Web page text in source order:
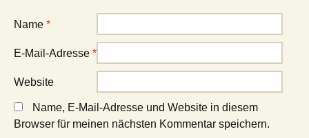
Name *
E-Mail-Adresse *
Website
Name, E-Mail-Adresse und Website in diesem
Browser für meinen nächsten Kommentar speichern.